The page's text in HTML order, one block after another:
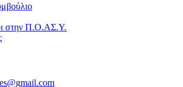
στην Π.Ο.ΑΣ.Υ.